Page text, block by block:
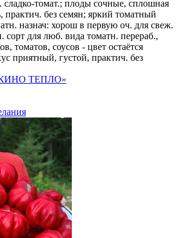
сладко-томат.; плоды сочные, сплошная
практич. без семян; яркий томатный
назнач: хорош в первую оч. для свеж.
сорт для люб. вида томатн. перераб.,
томатов, соусов - цвет остаётся
приятный, густой, практич. без
ТЕПЛО»